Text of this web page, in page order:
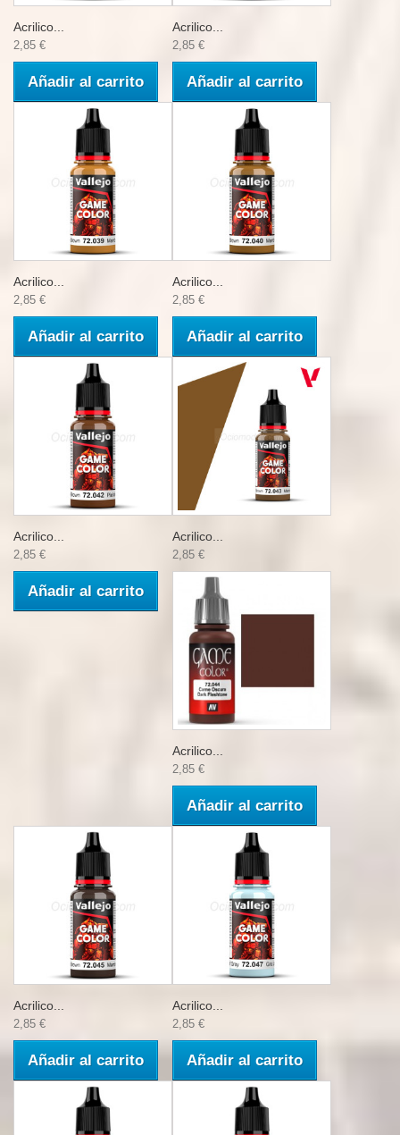
Acrilico...
2,85 €
Añadir al carrito
Acrilico...
2,85 €
Añadir al carrito
Acrilico...
2,85 €
Añadir al carrito
Acrilico...
2,85 €
Añadir al carrito
Acrilico...
2,85 €
Añadir al carrito
Acrilico...
2,85 €
Acrilico...
2,85 €
Añadir al carrito
Acrilico...
2,85 €
Añadir al carrito
Acrilico...
2,85 €
Añadir al carrito